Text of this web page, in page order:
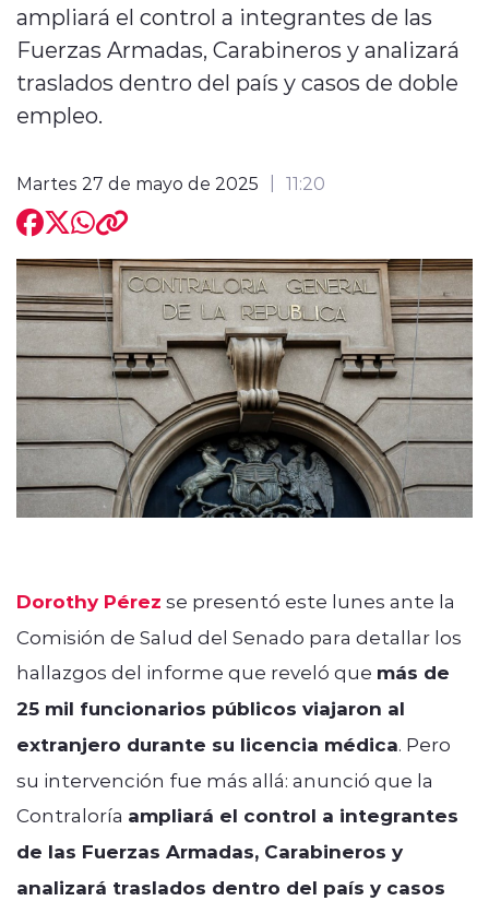
modo claro
ampliará el control a integrantes de las
Fuerzas Armadas, Carabineros y analizará
traslados dentro del país y casos de doble
empleo.
Martes 27 de mayo de 2025 11:20
Dorothy Pérez se presentó este lunes ante la
Comisión de Salud del Senado para detallar los
hallazgos del informe que reveló que más de
25 mil funcionarios públicos viajaron al
extranjero durante su licencia médica. Pero
su intervención fue más allá: anunció que la
Contraloría ampliará el control a integrantes
de las Fuerzas Armadas, Carabineros y
analizará traslados dentro del país y casos